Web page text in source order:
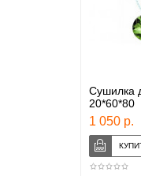
Сушилка
20*60*80
1 050 р.